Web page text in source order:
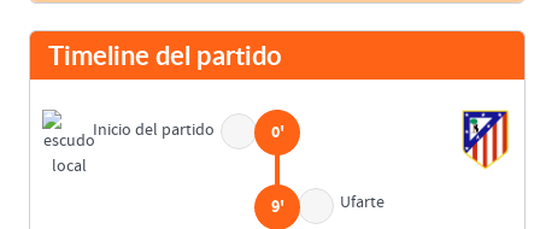
Timeline del partido
Inicio del partido 0'
Ufarte
9'